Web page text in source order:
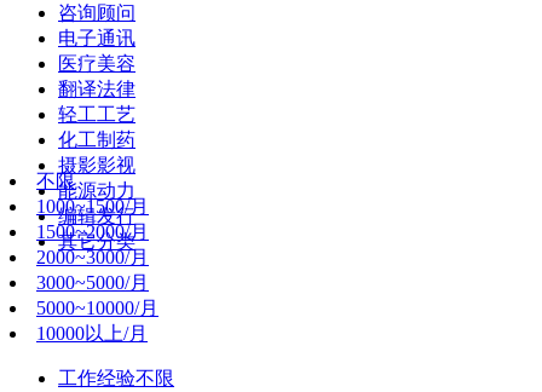
咨询顾问
电子通讯
医疗美容
翻译法律
轻工工艺
化工制药
摄影影视
能源动力
编辑发行
其它分类
不限
1000~1500/月
1500~2000/月
2000~3000/月
3000~5000/月
5000~10000/月
10000以上/月
工作经验不限